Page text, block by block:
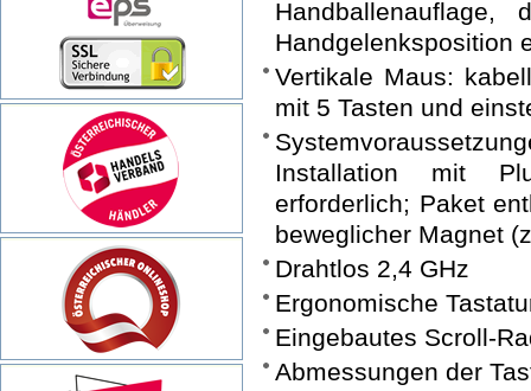
Handgelenksposition
Vertikale Maus:
mit 5 Tasten und
Installation mit
erforderlich; Paket
beweglicher Magnet
Drahtlos 2,4 GHz
Ergonomische
Eingebautes Scroll-
Abmessungen der